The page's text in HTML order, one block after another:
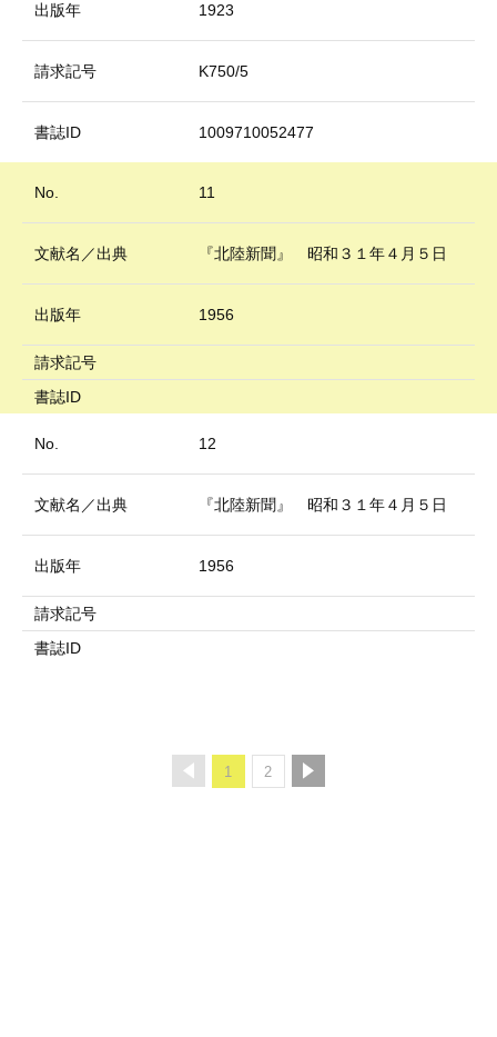
出版年 1923
請求記号 K750/5
書誌ID 1009710052477
No. 11
文献名／出典 『北陸新聞』 昭和３１年４月５日
出版年 1956
請求記号
書誌ID
No. 12
文献名／出典 『北陸新聞』 昭和３１年４月５日
出版年 1956
請求記号
書誌ID
1 2